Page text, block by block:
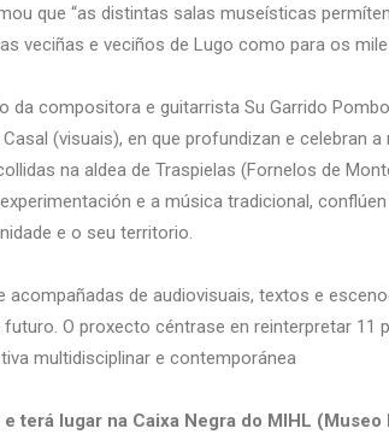
que “as distintas salas museísticas
veciñas e veciños de Lugo como para os
da compositora e guitarrista Su Garrido
(visuais), en que profundizan e celebran
na aldea de Traspielas (Fornelos de
e a música tradicional,
e o seu territorio.
de audiovisuais, textos e
O proxecto céntrase en reinterpretar
multidisciplinar e contemporánea
terá lugar na Caixa Negra do MIHL